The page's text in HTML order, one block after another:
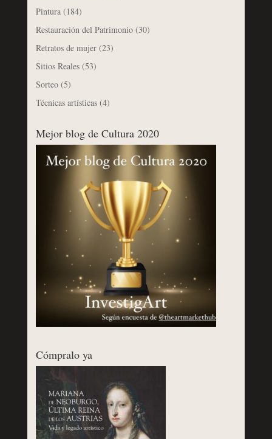
Pintura(184)
Restauración del Patrimonio(30)
Retratos de mujer(23)
Sitios Reales(53)
Sorteo(5)
Técnicas artísticas(4)
Mejor blog de Cultura 2020
Cómpralo ya